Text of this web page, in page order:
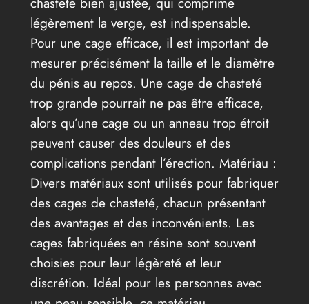
légèrement la verge, est indispensable.
Pour une cage efficace, il est important de
mesurer précisément la taille et le diamètre
du pénis au repos. Une cage de chasteté
trop grande pourrait ne pas être efficace,
alors qu’une cage ou un anneau trop étroit
peuvent causer des douleurs et des
complications pendant l’érection. Matériau :
Divers matériaux sont utilisés pour fabriquer
des cages de chasteté, chacun présentant
des avantages et des inconvénients. Les
cages fabriquées en résine sont souvent
choisies pour leur légèreté et leur
discrétion. Idéal pour les personnes avec